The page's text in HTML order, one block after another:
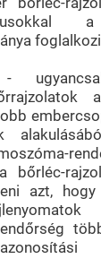
a
bőrléc-
azt,